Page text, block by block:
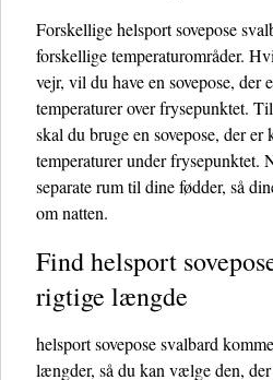
Forskellige helsport sovepose
forskellige temperaturområder.
vejr, vil du have en sovepose, der
temperaturer over frysepunktet.
skal du bruge en sovepose, der er
temperaturer under frysepunktet.
separate rum til dine fødder, så
om natten.
Find helsport
rigtige længde
helsport sovepose svalbard
længder, så du kan vælge den,